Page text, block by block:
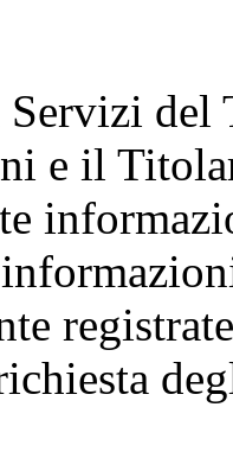
del
e il